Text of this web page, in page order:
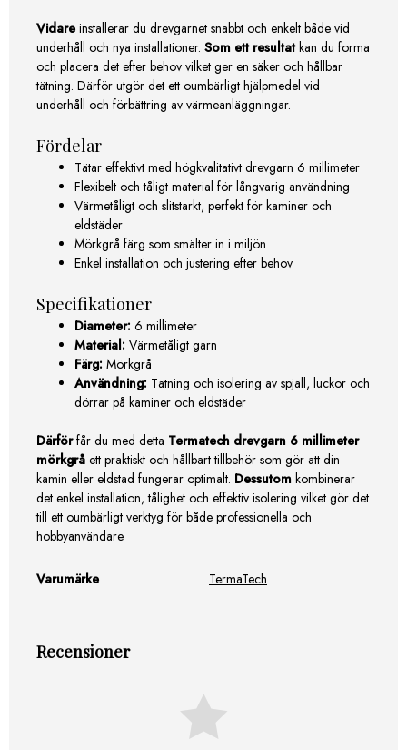
Vidare installerar du drevgarnet snabbt och enkelt både vid
underhåll och nya installationer. Som ett resultatkan du forma
och placera det efter behov vilket ger en säker och hållbar
tätning. Därför utgör det ett oumbärligt hjälpmedel vid
underhåll och förbättring av värmeanläggningar.
Fördelar
Tätar effektivt med högkvalitativt drevgarn 6 millimeter
Flexibelt och tåligt material för långvarig användning
Värmetåligt och slitstarkt, perfekt för kaminer och
eldstäder
Mörkgrå färg som smälter in i miljön
Enkel installation och justering efter behov
Specifikationer
Diameter: 6 millimeter
Material: Värmetåligt garn
Färg: Mörkgrå
Användning: Tätning och isolering av spjäll, luckor och
dörrar på kaminer och eldstäder
Därförfår du med detta Termatech drevgarn 6 millimeter
mörkgrå ett praktiskt och hållbart tillbehör som gör att din
kamin eller eldstad fungerar optimalt. Dessutom kombinerar
det enkel installation, tålighet och effektiv isolering vilket gör det
till ett oumbärligt verktyg för både professionella och
hobbyanvändare.
Varumärke TermaTech
Recensioner